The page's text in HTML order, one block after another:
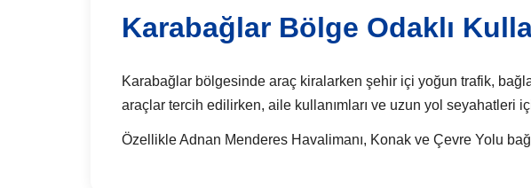
Karabağlar Bölge Odaklı
Karabağlar bölgesinde araç kiralarken şehir içi yoğun trafik,
araçlar tercih edilirken, aile kullanımları ve uzun yol seyahatleri
Özellikle Adnan Menderes Havalimanı, Konak ve Çevre Yolu